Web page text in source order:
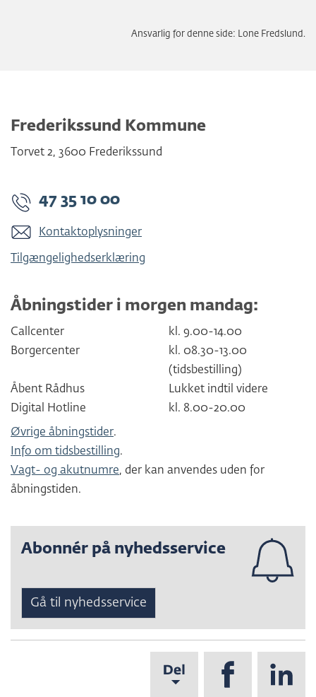
Ansvarlig for denne side: Lone Fredslund.
Frederikssund Kommune
Torvet 2, 3600 Frederikssund
47 35 10 00
Kontaktoplysninger
Tilgængelighedserklæring
Åbningstider i morgen mandag:
Callcenter
kl. 9.00-14.00
Borgercenter
kl. 08.30-13.00
(tidsbestilling)
Åbent Rådhus
Lukket indtil videre
Digital Hotline
kl. 8.00-20.00
Øvrige åbningstider.
Info om tidsbestilling.
Vagt- og akutnumre, der kan anvendes uden for
åbningstiden.
Abonnér på nyhedsservice
Gå til nyhedsservice